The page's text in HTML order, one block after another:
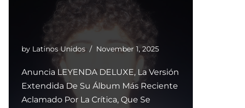
by Latinos Unidos November 1, 2025
Anuncia LEYENDA DELUXE, La Versión
Extendida De Su Álbum Más Reciente
Aclamado Por La Crítica, Que Se